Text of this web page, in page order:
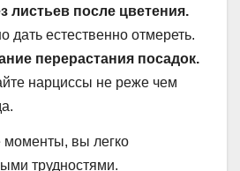
листьев после цветения.
дать естественно отмереть.
перерастания посадок.
нарциссы не реже чем
моменты, вы легко
трудностями.